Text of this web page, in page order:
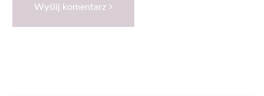
Wyślij komentarz